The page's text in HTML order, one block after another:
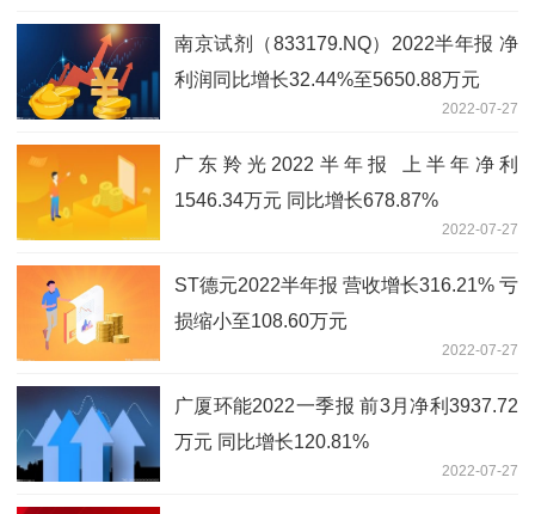
南京试剂（833179.NQ）2022半年报 净
利润同比增长32.44%至5650.88万元
2022-07-27
广东羚光2022半年报 上半年净利
1546.34万元 同比增长678.87%
2022-07-27
ST德元2022半年报 营收增长316.21% 亏
损缩小至108.60万元
2022-07-27
广厦环能2022一季报 前3月净利3937.72
万元 同比增长120.81%
2022-07-27